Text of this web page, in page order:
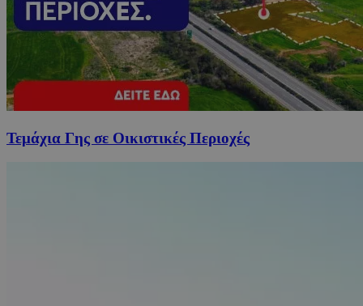
Τεμάχια Γης σε Οικιστικές Περιοχές